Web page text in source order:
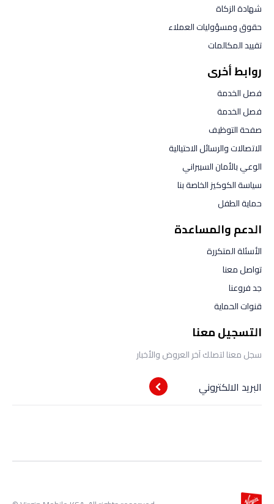
شهادة الزكاة
حقوق ومسؤوليات العملاء
تقييد المكالمات
روابط أخرى
فصل الخدمة
فصل الخدمة
صفحة التوظيف
الاتصالات والرسائل الاحتيالية
الوعي بالأمان السيبراني
سياسة الكوكيز الخاصة بنا
حماية الطفل
الدعم والمساعدة
الأسئلة المتكررة
تواصل معنا
جد فروعنا
قنوات الحماية
التسجيل معنا
سجل معنا لتصلك آخر العروض والأخبار
البريد الالكتروني